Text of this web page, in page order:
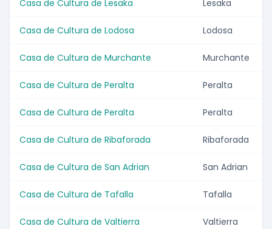
Casa de Cultura de Lesaka Lesaka
Casa de Cultura de Lodosa Lodosa
Casa de Cultura de Murchante Murchante
Casa de Cultura de Peralta Peralta
Casa de Cultura de Peralta Peralta
Casa de Cultura de Ribaforada Ribaforada
Casa de Cultura de San Adrian San Adrian
Casa de Cultura de Tafalla Tafalla
Casa de Cultura de Valtierra Valtierra